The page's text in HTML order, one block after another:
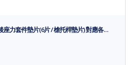
座力套件墊片(6片 / 槍托桿墊片) 對應各…